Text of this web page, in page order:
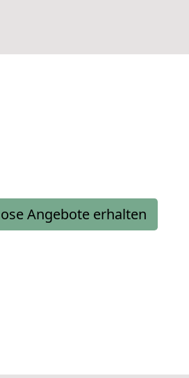
Angebote erhalten